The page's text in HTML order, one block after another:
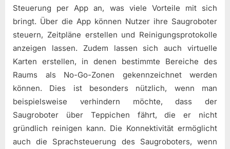
Steuerung per App an, was viele Vorteile mit sich
bringt. Über die App können Nutzer ihre Saugroboter
steuern, Zeitpläne erstellen und Reinigungsprotokolle
anzeigen lassen. Zudem lassen sich auch virtuelle
Karten erstellen, in denen bestimmte Bereiche des
Raums als No-Go-Zonen gekennzeichnet werden
können. Dies ist besonders nützlich, wenn man
beispielsweise verhindern möchte, dass der
Saugroboter über Teppichen fährt, die er nicht
gründlich reinigen kann. Die Konnektivität ermöglicht
auch die Sprachsteuerung des Saugroboters, wenn